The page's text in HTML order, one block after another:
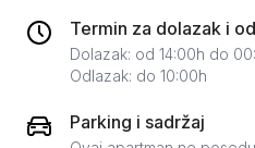
Termin za dolazak i
Dolazak: od 14:00h do
Odlazak: do 10:00h
Parking i sadržaj